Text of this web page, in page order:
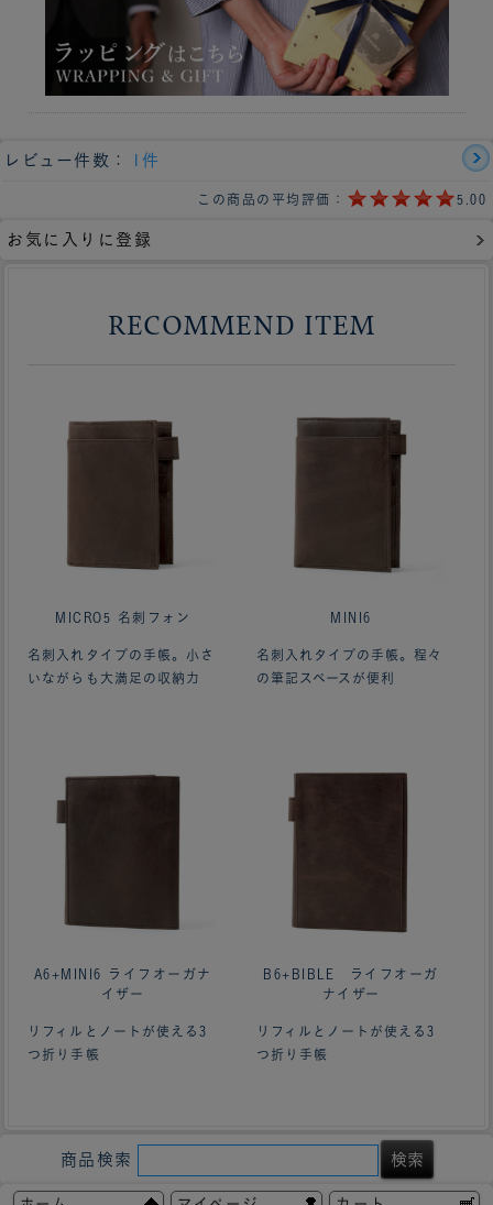
レビュー件数： 1件
この商品の平均評価： 5.00
お気に入りに登録
RECOMMEND ITEM
MICRO5 名刺フォン
名刺入れタイプの手帳。小さ
いながらも大満足の収納力
MINI6
名刺入れタイプの手帳。程々
の筆記スペースが便利
A6+MINI6 ライフオーガナ
イザー
リフィルとノートが使える3
つ折り手帳
B6+BIBLE ライフオーガ
ナイザー
リフィルとノートが使える3
つ折り手帳
商品検索